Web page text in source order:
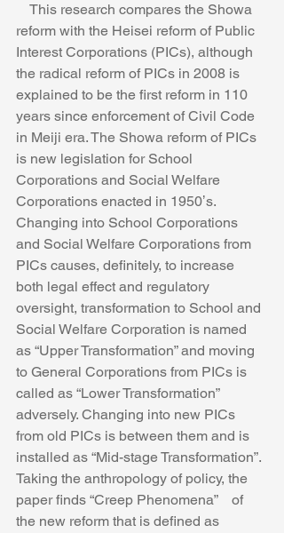
This research compares the Showa
reform with the Heisei reform of Public
Interest Corporations (PICs), although
the radical reform of PICs in 2008 is
explained to be the first reform in 110
years since enforcement of Civil Code
in Meiji era. The Showa reform of PICs
is new legislation for School
Corporations and Social Welfare
Corporations enacted in 1950ʼs.
Changing into School Corporations
and Social Welfare Corporations from
PICs causes, definitely, to increase
both legal effect and regulatory
oversight, transformation to School and
Social Welfare Corporation is named
as “Upper Transformation” and moving
to General Corporations from PICs is
called as “Lower Transformation”
adversely. Changing into new PICs
from old PICs is between them and is
installed as “Mid-stage Transformation”.
Taking the anthropology of policy, the
paper finds “Creep Phenomena”　of
the new reform that is defined as